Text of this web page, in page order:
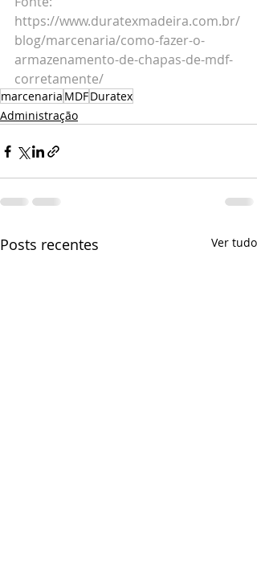
https://www.duratexmadeira.com.br/
blog/marcenaria/como-fazer-o-
armazenamento-de-chapas-de-mdf-
corretamente/
marcenaria MDFDuratex
Administração
Posts recentes Ver tudo